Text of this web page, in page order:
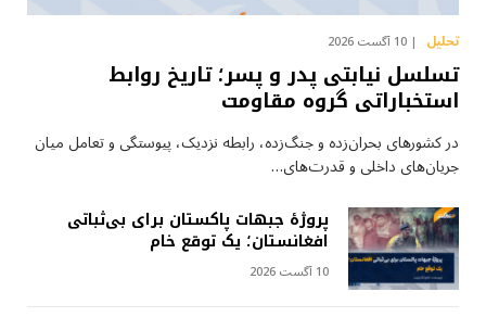
تحلیل 10 آگست 2026
تسلسل نیابتی پدر و پسر؛ تاریخ روابط
استخباراتی گروه مقاومت
در کشورهای بحران‌زده و جنگ‌زده، رابطه نزدیک، پیوستگی و تعامل میان
جریان‌های داخلی و قدرت‌های…
پروژهٔ جبهات پاکستان برای بی‌ثباتی
افغانستان؛ یک توقع خام
10 آگست 2026